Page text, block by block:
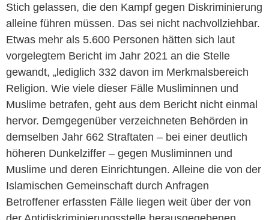
Stich gelassen, die den Kampf gegen Diskriminierung
alleine führen müssen. Das sei nicht nachvollziehbar.
Etwas mehr als 5.600 Personen hätten sich laut
vorgelegtem Bericht im Jahr 2021 an die Stelle
gewandt, „lediglich 332 davon im Merkmalsbereich
Religion. Wie viele dieser Fälle Musliminnen und
Muslime betrafen, geht aus dem Bericht nicht einmal
hervor. Demgegenüber verzeichneten Behörden in
demselben Jahr 662 Straftaten – bei einer deutlich
höheren Dunkelziffer – gegen Musliminnen und
Muslime und deren Einrichtungen. Alleine die von der
Islamischen Gemeinschaft durch Anfragen
Betroffener erfassten Fälle liegen weit über der von